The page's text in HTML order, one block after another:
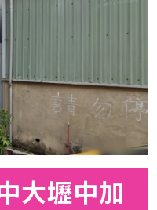
大壢中加